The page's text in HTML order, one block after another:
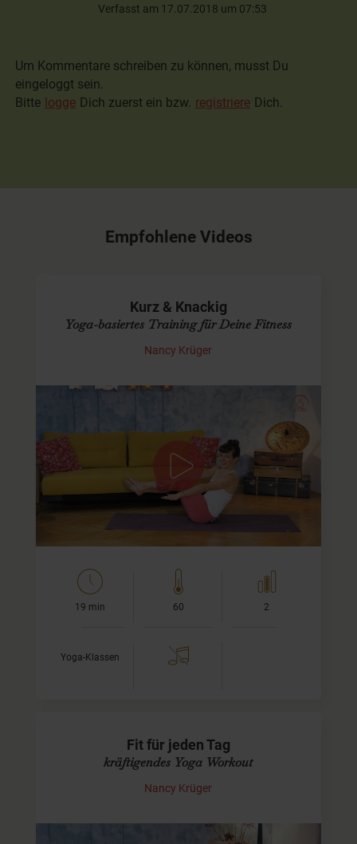
Verfasst am 17.07.2018 um 07:53
Um Kommentare schreiben zu können, musst Du
eingeloggt sein.
Bitte logge Dich zuerst ein bzw. registriere Dich.
Empfohlene Videos
Kurz & Knackig
Yoga-basiertes Training für Deine Fitness
Nancy Krüger
15 Minuten Yoga-Training
Ich lade Dich zu eine kurzen und knackigen Sequenz ein,
in der wir Arme, Beine, Rücken, Bauch und die Flanken
trainieren. Ein echter Allrounder in nur 15 Minuten. Das
geht…
19 min 60 2
Yoga-Klassen
Fit für jeden Tag
kräftigendes Yoga Workout
Nancy Krüger